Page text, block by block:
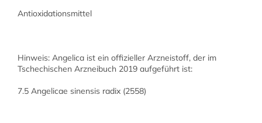
Antioxidationsmittel
Hinweis: Angelica ist ein offizieller Arzneistoff, der im
Tschechischen Arzneibuch 2019 aufgeführt ist:
7.5 Angelicae sinensis radix (2558)